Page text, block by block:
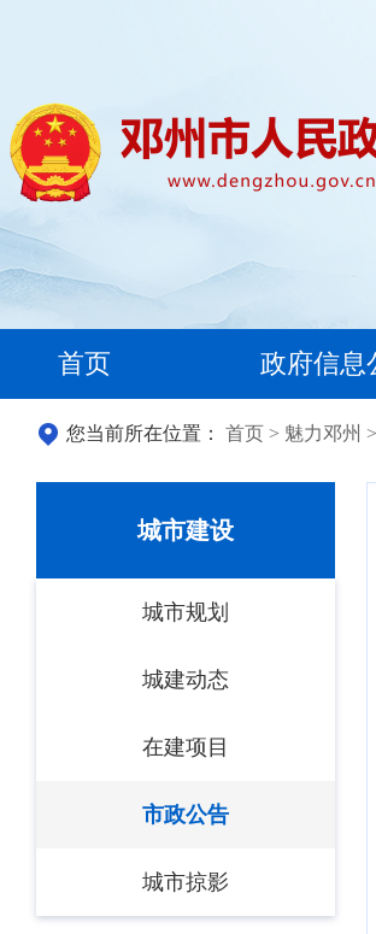
首页 政府信息
您当前所在位置： 首页 > 魅力邓州
城市建设
城市规划
城建动态
在建项目
市政公告
城市掠影